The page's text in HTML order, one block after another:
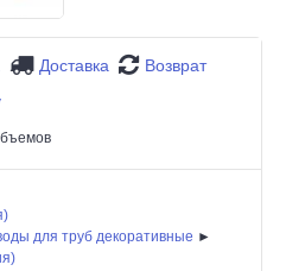
Доставка
Возврат
для труб декоративные ►